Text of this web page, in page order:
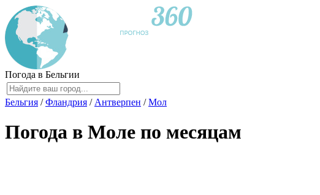
Погода в Бельгии
Бельгия / Фландрия / Антверпен / Мол
Погода в Моле по месяцам